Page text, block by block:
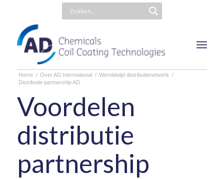
Home / Over AD International / Wereldwijd distributienetwerk /
Distributie partnership AD
Voordelen
distributie
partnership